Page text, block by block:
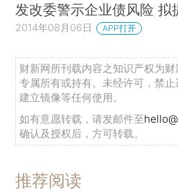
发改委警示企业债风险 拟
2014年08月06日 APP打开
财新网所刊载内容之知识产权为
专属所有或持有。未经许可，禁
建立镜像等任何使用。
如有意愿转载，请发邮件至
确认及授权后，方可转载。
推荐阅读